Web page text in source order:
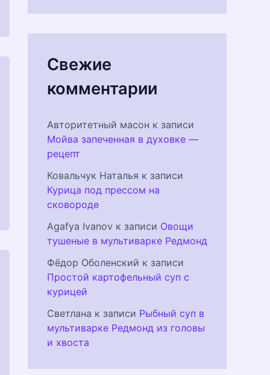
Свежие
комментарии
Авторитетный масон к записи
Мойва запеченная в духовке —
рецепт
Ковальчук Наталья к записи
Курица под прессом на
сковороде
Agafya Ivanov к записи Овощи
тушеные в мультиварке Редмонд
Фёдор Оболенский к записи
Простой картофельный суп с
курицей
Светлана к записи Рыбный суп в
мультиварке Редмонд из головы
и хвоста